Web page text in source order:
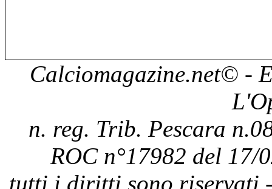
Calciomagazine.net© -
n. reg. Trib. Pescara
ROC n°17982 del 17/
tutti i diritti sono riservati